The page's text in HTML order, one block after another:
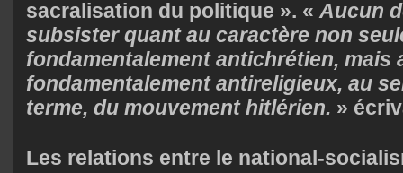
sacralisation du politique ». « Aucun
subsister quant au caractère non
fondamentalement antichrétien, mais
fondamentalement antireligieux, au
terme, du mouvement hitlérien. »
Les relations entre le national-